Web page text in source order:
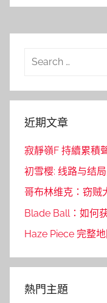
Search
近期文章
寂靜嶺F 持續累積
初雪樱: 线路与结
哥布林维克：窃贼
Blade Ball：如何
Haze Piece 完整
熱門主題